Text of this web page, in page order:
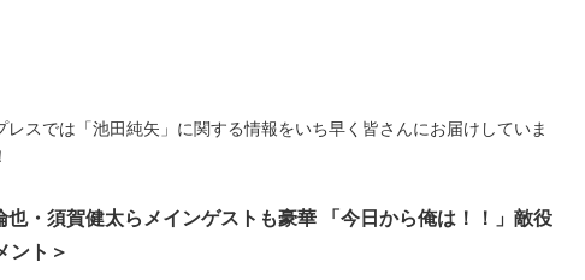
スでは「池田純矢」に関する情報をいち早く皆さんにお届けしていま
也・須賀健太らメインゲストも豪華 「今日から俺は！！」敵役
ント＞